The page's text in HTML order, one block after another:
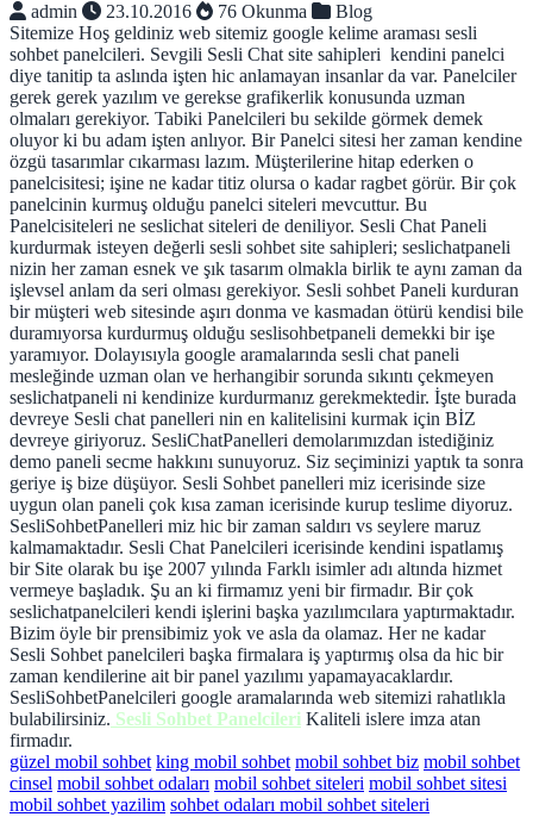
admin
23.10.2016 76 Okunma
Blog
Sitemize Hoş geldiniz web sitemiz google kelime araması sesli
sohbet panelcileri. Sevgili Sesli Chat site sahipleri kendini panelci
diye tanitip ta aslında işten hic anlamayan insanlar da var. Panelciler
gerek gerek yazılım ve gerekse grafikerlik konusunda uzman
olmaları gerekiyor. Tabiki Panelcileri bu sekilde görmek demek
oluyor ki bu adam işten anlıyor. Bir Panelci sitesi her zaman kendine
özgü tasarımlar cıkarması lazım. Müşterilerine hitap ederken o
panelcisitesi; işine ne kadar titiz olursa o kadar ragbet görür. Bir çok
panelcinin kurmuş olduğu panelci siteleri mevcuttur. Bu
Panelcisiteleri ne seslichat siteleri de deniliyor. Sesli Chat Paneli
kurdurmak isteyen değerli sesli sohbet site sahipleri; seslichatpaneli
nizin her zaman esnek ve şık tasarım olmakla birlik te aynı zaman da
işlevsel anlam da seri olması gerekiyor. Sesli sohbet Paneli kurduran
bir müşteri web sitesinde aşırı donma ve kasmadan ötürü kendisi bile
duramıyorsa kurdurmuş olduğu seslisohbetpaneli demekki bir işe
yaramıyor. Dolayısıyla google aramalarında sesli chat paneli
mesleğinde uzman olan ve herhangibir sorunda sıkıntı çekmeyen
seslichatpaneli ni kendinize kurdurmanız gerekmektedir. İşte burada
devreye Sesli chat panelleri nin en kalitelisini kurmak için BİZ
devreye giriyoruz. SesliChatPanelleri demolarımızdan istediğiniz
demo paneli secme hakkını sunuyoruz. Siz seçiminizi yaptık ta sonra
geriye iş bize düşüyor. Sesli Sohbet panelleri miz icerisinde size
uygun olan paneli çok kısa zaman icerisinde kurup teslime diyoruz.
SesliSohbetPanelleri miz hic bir zaman saldırı vs seylere maruz
kalmamaktadır. Sesli Chat Panelcileri icerisinde kendini ispatlamış
bir Site olarak bu işe 2007 yılında Farklı isimler adı altında hizmet
vermeye başladık. Şu an ki firmamız yeni bir firmadır. Bir çok
seslichatpanelcileri kendi işlerini başka yazılımcılara yaptırmaktadır.
Bizim öyle bir prensibimiz yok ve asla da olamaz. Her ne kadar
Sesli Sohbet panelcileri başka firmalara iş yaptırmış olsa da hic bir
zaman kendilerine ait bir panel yazılımı yapamayacaklardır.
SesliSohbetPanelcileri google aramalarında web sitemizi rahatlıkla
bulabilirsiniz. Sesli Sohbet Panelcileri Kaliteli islere imza atan
firmadır.
güzel mobil sohbet king mobil sohbet mobil sohbet biz mobil sohbet
cinsel mobil sohbet odaları mobil sohbet siteleri mobil sohbet sitesi
mobil sohbet yazilim sohbet odaları mobil sohbet siteleri